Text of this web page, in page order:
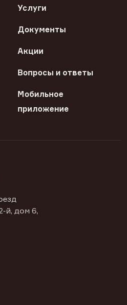
Услуги
Документы
Акции
Вопросы и ответы
Мобильное
приложение
й, дом 6,